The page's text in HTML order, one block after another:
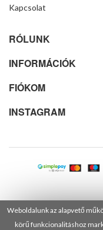
Weboldalunk az alapvető
körű funkcionalitáshoz
Kapcsolat
RÓLUNK
INFORMÁCIÓK
FIÓKOM
INSTAGRAM